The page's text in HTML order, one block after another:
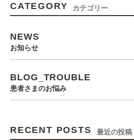
CATEGORY カテゴリー
NEWS
お知らせ
BLOG_TROUBLE
患者さまのお悩み
RECENT POSTS 最近の投稿